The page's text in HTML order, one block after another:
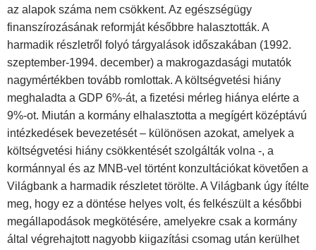
az alapok száma nem csökkent. Az egészségügy
finanszírozásának reformját későbbre halasztották. A
harmadik részletről folyó tárgyalások időszakában (1992.
szeptember-1994. december) a makrogazdasági mutatók
nagymértékben tovább romlottak. A költségvetési hiány
meghaladta a GDP 6%-át, a fizetési mérleg hiánya elérte a
9%-ot. Miután a kormány elhalasztotta a megígért középtávú
intézkedések bevezetését – különösen azokat, amelyek a
költségvetési hiány csökkentését szolgálták volna -, a
kormánnyal és az MNB-vel történt konzultációkat követően a
Világbank a harmadik részletet törölte. A Világbank úgy ítélte
meg, hogy ez a döntése helyes volt, és felkészült a későbbi
megállapodások megkötésére, amelyekre csak a kormány
által végrehajtott nagyobb kiigazítási csomag után kerülhet